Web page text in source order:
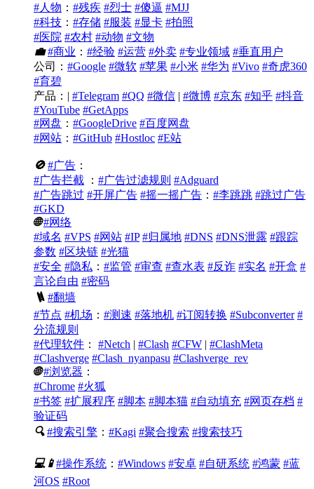
#人物 ： #残疾 #烈士 #傻逼 #MJJ
#科技 ： #存储 #服装 #显卡 #拍照
#医院 #农村 #动物 #文物
💼 #商业 ： #经验 #运营 #外卖 #专业领域 #垂直用户
公司： #Google #微软 #苹果 #小米 #华为 #Vivo #奇虎360
#育碧
产品：| #Telegram #QQ #微信 | #微博 #京东 #知乎 #抖音
#YouTube #GetApps
#网盘 ： #GoogleDrive #百度网盘
#网站 ： #GitHub #Hostloc #E站
🚫 #广告 ：
#广告拦截 ： #广告过滤规则 #Adguard
#广告跳过 #开屏广告 #摇一摇广告 ： #李跳跳 #跳过广告
#GKD
🌐 #网络
#域名 #VPS #网站 #IP #归属地 #DNS #DNS泄露 #跟踪
参数 #区块链 #光猫
#安全 #隐私 ： #监管 #审查 #查水表 #反诈 #实名 #开盒 #
言论自由 #密码
🪜 #翻墙
#节点 #机场 ： #测速 #落地机 #订阅转换 #Subconverter #
分流规则
#代理软件 ： #Netch | #Clash #CFW | #ClashMeta
#Clashverge #Clash_nyanpasu #Clashverge_rev
🌐 #浏览器 ：
#Chrome #火狐
#书签 #扩展程序 #脚本 #脚本猫 #自动填充 #网页存档 #
验证码
🔍 #搜索引擎 ： #Kagi #聚合搜索 #搜索技巧
💻📱#操作系统 ： #Windows #安卓 #自研系统 #鸿蒙 #蓝
河OS #Root